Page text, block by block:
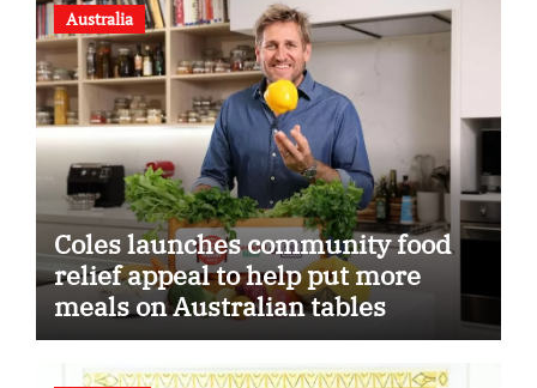
Australia
Coles launches community food
relief appeal to help put more
meals on Australian tables